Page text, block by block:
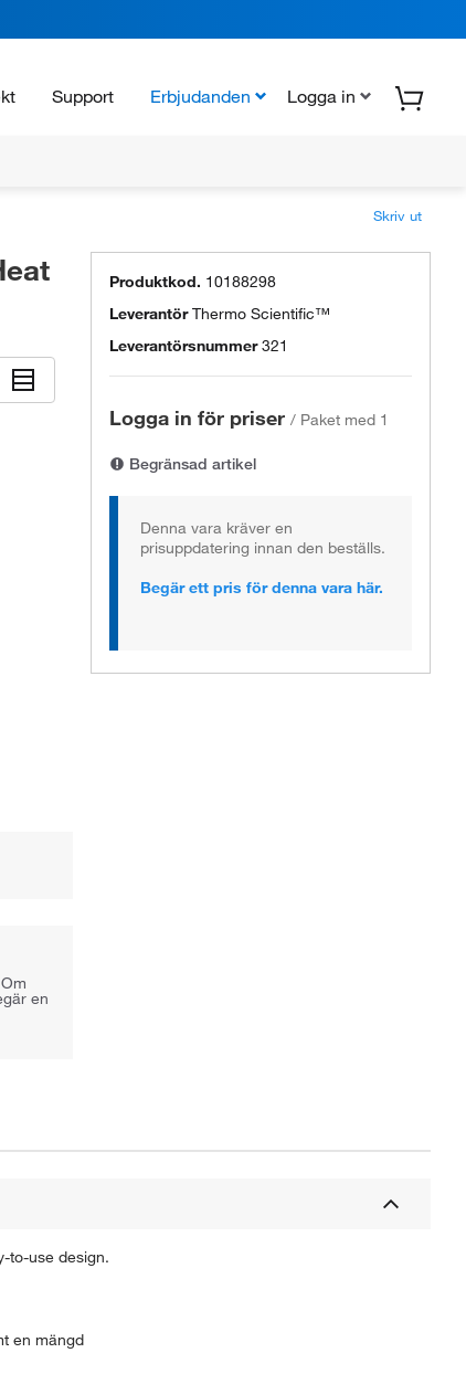
Support Erbjudanden Logga in
Skriv ut
en
Produktkod. 10188298
LeverantörThermo Scientific™
Leverantörsnummer 321
Logga in för priser / Paket med 1
Begränsad artikel
Denna vara kräver en
prisuppdatering innan den beställs.
Begär ett pris för denna vara här.
to-use design.
en mängd